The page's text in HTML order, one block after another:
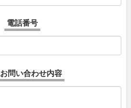
電話番号
お問い合わせ内容